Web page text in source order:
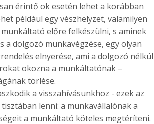
érintő ok esetén lehet a korábban
például egy vészhelyzet, valamilyen
előre felkészülni, s aminek
a dolgozó munkavégzése, egy olyan
elnyerése, ami a dolgozó nélkül
okozna a munkáltatónak –
törlése.
a visszahívásunkhoz - ezek az
lenni: a munkavállalónak a
a munkáltató köteles megtéríteni.